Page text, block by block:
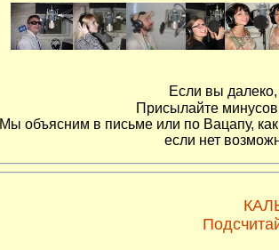
Если вы
Присылайте
Мы объясним в письме или по Вацапу,
если нет